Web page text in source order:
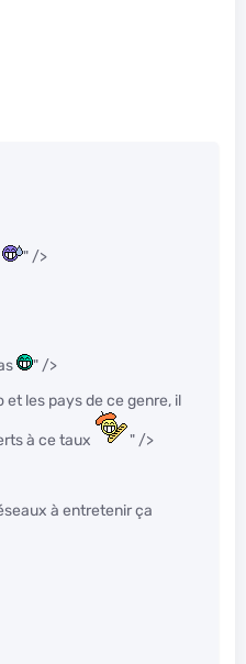
" />
" />
les pays de ce genre, il
à ce taux " />
à entretenir ça